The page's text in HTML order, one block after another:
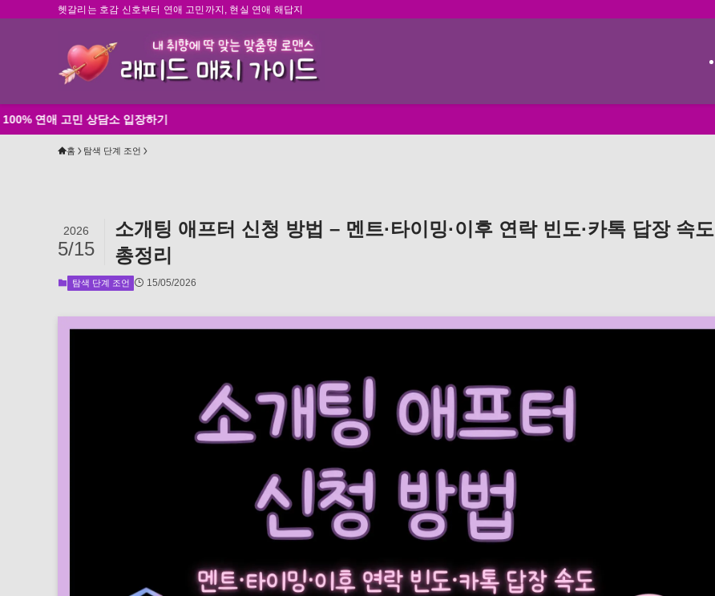
헷갈리는 호감 신호부터 연애 고민까지, 현실 연애 해답지
상담소 입장하기
홈 탐색 단계 조언
소개팅 애프터 신청 방법 – 멘트·타이밍·이후 연락 빈도·카톡 답장 속도
총정리
2026
5/15
탐색 단계 조언 15/05/2026